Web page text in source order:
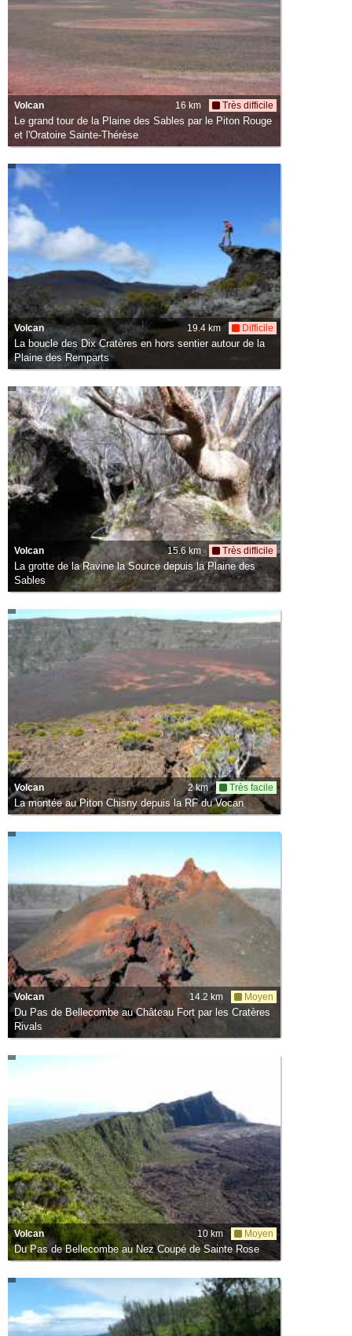
Volcan
Le grand tour de la Plaine des Sables par le Piton Rouge
et l'Oratoire Sainte-Thérèse
16 km Très difficile
Volcan
La boucle des Dix Cratères en hors sentier autour de la
Plaine des Remparts
19.4 km Difficile
Volcan
La grotte de la Ravine la Source depuis la Plaine des
Sables
15.6 km Très difficile
Volcan
La montée au Piton Chisny depuis la RF du Vocan
2 km Très facile
Volcan
Du Pas de Bellecombe au Château Fort par les Cratères
Rivals
14.2 km Moyen
Volcan
Du Pas de Bellecombe au Nez Coupé de Sainte Rose
10 km Moyen